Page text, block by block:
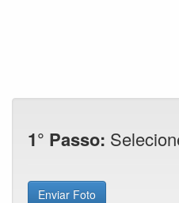
1° Passo:
Enviar Foto